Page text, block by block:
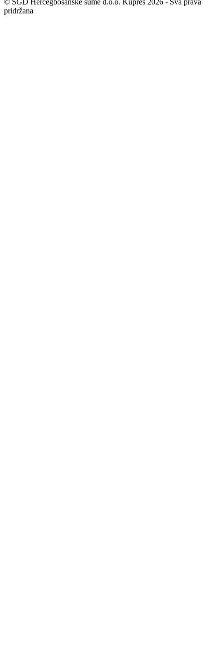
© ŠGD Hercegbosanske šume d.o.o. Kupres 2026 - Sva prava
pridržana